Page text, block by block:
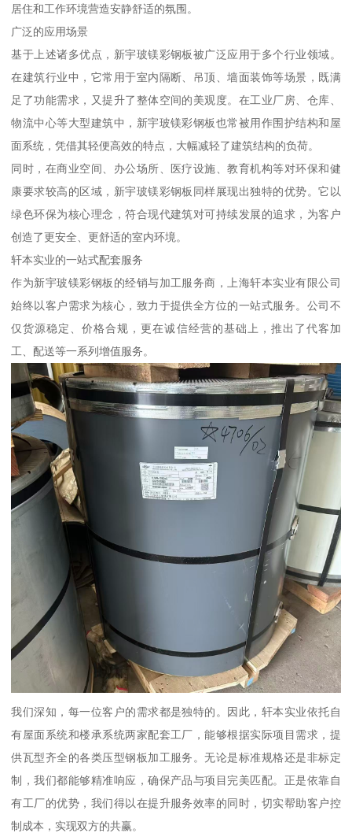
居住和工作环境营造安静舒适的氛围。
广泛的应用场景
基于上述诸多优点，新宇玻镁彩钢板被广泛应用于多个行业领域。
在建筑行业中，它常用于室内隔断、吊顶、墙面装饰等场景，既满
足了功能需求，又提升了整体空间的美观度。在工业厂房、仓库、
物流中心等大型建筑中，新宇玻镁彩钢板也常被用作围护结构和屋
面系统，凭借其轻便高效的特点，大幅减轻了建筑结构的负荷。
同时，在商业空间、办公场所、医疗设施、教育机构等对环保和健
康要求较高的区域，新宇玻镁彩钢板同样展现出独特的优势。它以
绿色环保为核心理念，符合现代建筑对可持续发展的追求，为客户
创造了更安全、更舒适的室内环境。
轩本实业的一站式配套服务
作为新宇玻镁彩钢板的经销与加工服务商，上海轩本实业有限公司
始终以客户需求为核心，致力于提供全方位的一站式服务。公司不
仅货源稳定、价格合规，更在诚信经营的基础上，推出了代客加
工、配送等一系列增值服务。
我们深知，每一位客户的需求都是独特的。因此，轩本实业依托自
有屋面系统和楼承系统两家配套工厂，能够根据实际项目需求，提
供瓦型齐全的各类压型钢板加工服务。无论是标准规格还是非标定
制，我们都能够精准响应，确保产品与项目完美匹配。正是依靠自
有工厂的优势，我们得以在提升服务效率的同时，切实帮助客户控
制成本，实现双方的共赢。